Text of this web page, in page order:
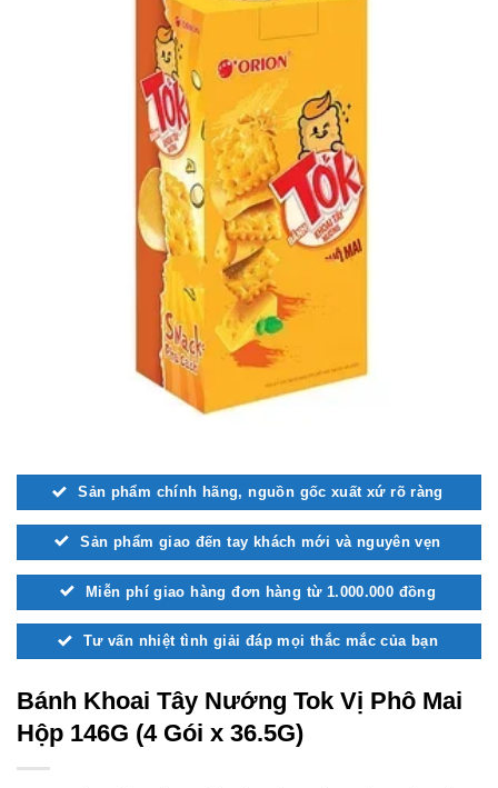
Sản phẩm chính hãng, nguồn gốc xuất xứ rõ ràng
Sản phẩm giao đến tay khách mới và nguyên vẹn
Miễn phí giao hàng đơn hàng từ 1.000.000 đồng
Tư vấn nhiệt tình giải đáp mọi thắc mắc của bạn
Bánh Khoai Tây Nướng Tok Vị Phô Mai
Hộp 146G (4 Gói x 36.5G)